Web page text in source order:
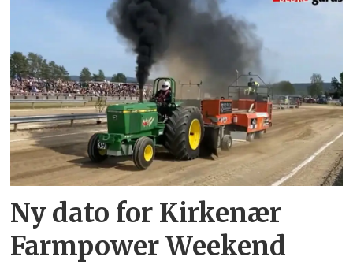
Ny dato for Kirkenær
Farmpower Weekend